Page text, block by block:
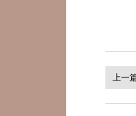
上一